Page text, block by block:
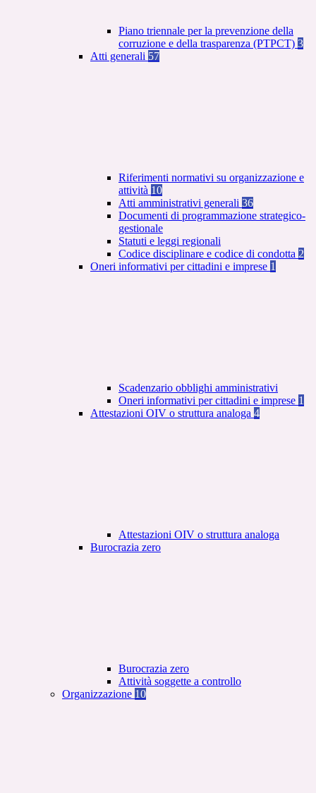
Piano triennale per la prevenzione della
corruzione e della trasparenza (PTPCT) 3
Atti generali 57
Riferimenti normativi su organizzazione e
attività 10
Atti amministrativi generali 36
Documenti di programmazione strategico-
gestionale
Statuti e leggi regionali
Codice disciplinare e codice di condotta 2
Oneri informativi per cittadini e imprese 1
Scadenzario obblighi amministrativi
Oneri informativi per cittadini e imprese 1
Attestazioni OIV o struttura analoga 4
Attestazioni OIV o struttura analoga
Burocrazia zero
Burocrazia zero
Attività soggette a controllo
Organizzazione 10